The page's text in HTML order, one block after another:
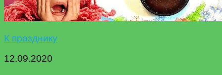
К празднику
12.09.2020